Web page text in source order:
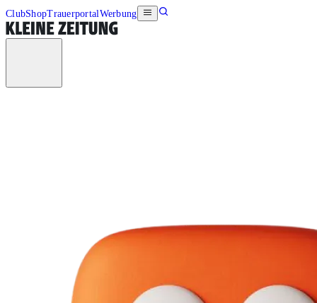
ClubShopTrauerportalWerbung